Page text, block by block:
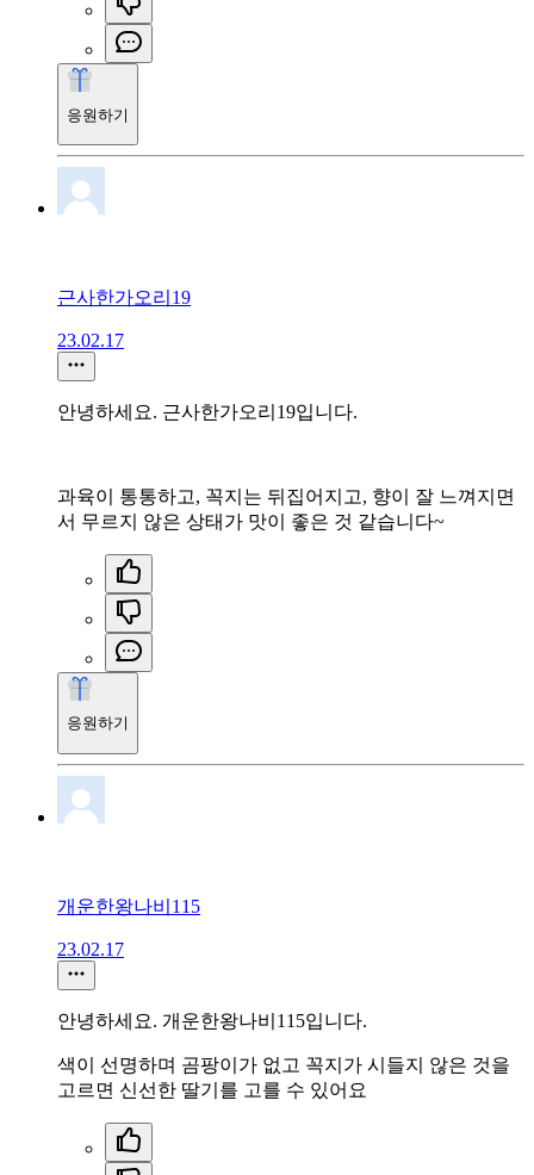
응원하기
근사한가오리19
23.02.17
안녕하세요. 근사한가오리19입니다.
과육이 통통하고, 꼭지는 뒤집어지고, 향이 잘 느껴지면
서 무르지 않은 상태가 맛이 좋은 것 같습니다~
응원하기
개운한왕나비115
23.02.17
안녕하세요. 개운한왕나비115입니다.
색이 선명하며 곰팡이가 없고 꼭지가 시들지 않은 것을
고르면 신선한 딸기를 고를 수 있어요